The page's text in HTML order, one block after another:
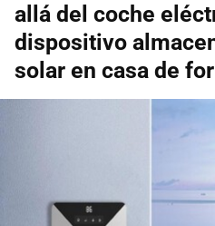
allá del coche
dispositivo
solar en casa de